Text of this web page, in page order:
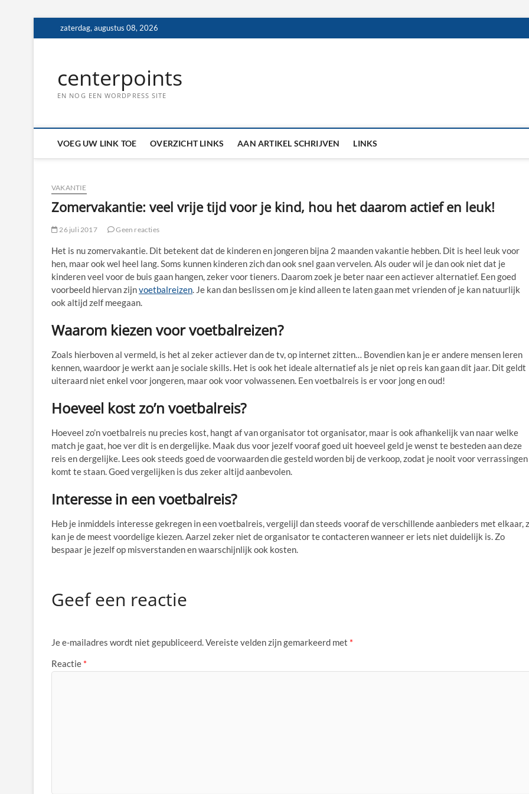
naar
zaterdag, augustus 08, 2026
centerpoints
EN NOG EEN WORDPRESS SITE
VOEG UW LINK TOE OVERZICHT LINKS AAN ARTIKEL SCHRIJVEN LINKS
VAKANTIE
Zomervakantie: veel vrije tijd voor je kind, hou het daarom actief en leuk!
26 juli 2017 Geen reacties
Het is nu zomervakantie. Dit betekent dat de kinderen en jongeren bijna 2 maanden vakantie hebben. Dit is heel leuk voor
hen, maar ook wel heel lang. Soms kunnen kinderen zich dan ook snel gaan vervelen. Als ouder wil je dan ook niet dat je
kinderen veel voor de buis gaan hangen, zeker voor tieners. Daarom zoek je beter naar een actiever alternatief. Een goed
voorbeeld hiervan zijnvoetbalreizen. Je kan dan beslissen om je kind alleen te laten gaan met vrienden of je kan natuurlijk
ook altijd zelf meegaan.
Waarom kiezen voor voetbalreizen?
Zoals hierboven al vermeld, is het al zeker actiever dan de tv, op internet zitten… Bovendien kan je er andere mensen leren
kennen, waardoor je werkt aan je sociale skills. Het is ook het ideale alternatief als je niet op reis kan gaan dit jaar. Dit geldt
uiteraard niet enkel voor jongeren, maar ook voor volwassenen. Een voetbalreis is er voor jong en oud!
Hoeveel kost zo’n voetbalreis?
Hoeveel zo’n voetbalreis nu precies kost, hangt af van organisator tot organisator, maar is ook afhankelijk van naar welke
match je gaat, hoe ver dit is en dergelijke. Maak dus voor jezelf vooraf goed uit hoeveel geld je wenst te besteden aan deze
reis en dergelijke. Lees ook steeds goed de voorwaarden die gesteld worden bij de verkoop, zodat je nooit voor verrassingen
komt te staan. Goed vergelijken is dus zeker altijd aanbevolen.
Interesse in een voetbalreis?
Heb je inmiddels interesse gekregen in een voetbalreis, vergelijl dan steeds vooraf de verschillende aanbieders met elkaar,
kan je de meest voordelige kiezen. Aarzel zeker niet de organisator te contacteren wanneer er iets niet duidelijk is. Zo
bespaar je jezelf op misverstanden en waarschijnlijk ook kosten.
Geef een reactie
Je e-mailadres wordt niet gepubliceerd.Vereiste velden zijn gemarkeerd met *
Reactie *